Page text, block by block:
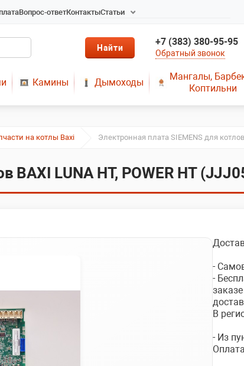
Вопрос-ответКонтактыСтатьи
Радиаторы отопления в
Новосибирске
Твердотопливные котлы
длительного горения
Металопластик
ДЫМОХОД ОТ
ПРОИЗВОДИТЕЛЯ
+7 (383) 380-95-95
Обратный звонок
Камины Дымоходы
Мангалы,
Коптильни
на котлы Baxi Электронная плата SIEMENS для
BAXI LUNA HT, POWER HT
-
-
В
- Из
Оплата